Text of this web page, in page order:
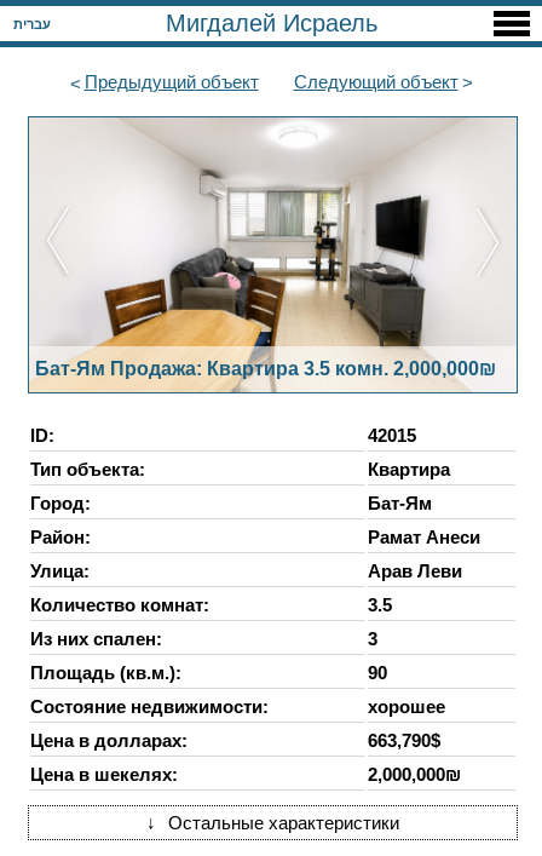
עברית Мигдалей Исраель
Предыдущийобъект Следующийобъект
Бат-Ям Продажа: Квартира 3.5 комн. 2,000,000₪
ID:
42015
Тип объекта:
Квартира
Город:
Бат-Ям
Район:
Рамат Анеси
Улица:
Арав Леви
Количество комнат:
3.5
Из них спален:
3
Площадь (кв.м.):
90
Состояние недвижимости:
хорошее
Цена в долларах:
663,790$
Цена в шекелях:
2,000,000₪
↓ Остальные характеристики